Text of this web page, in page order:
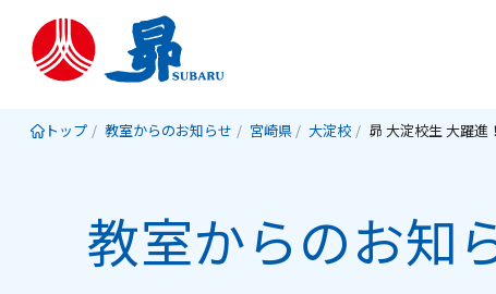
トップ 教室からのお知らせ 宮崎県 大淀校
教室からのお知